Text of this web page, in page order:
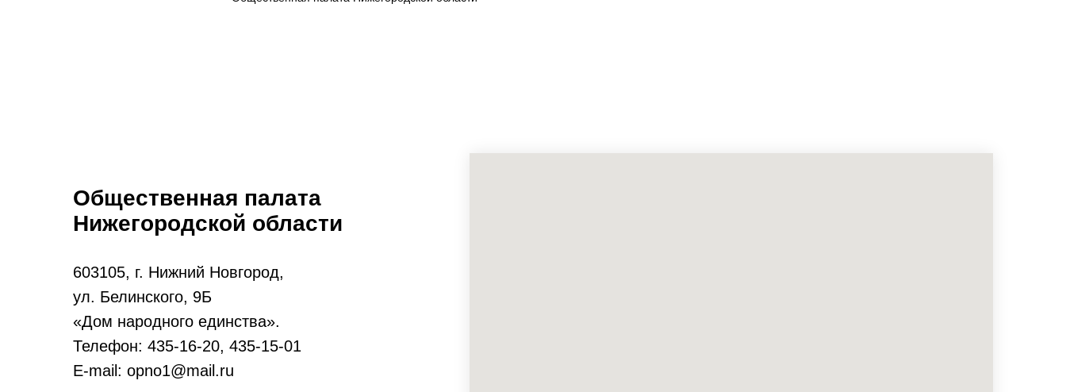
Общественная палата
Нижегородской области
603105, г. Нижний Новгород,
ул. Белинского, 9Б
«Дом народного единства».
Телефон: 435-16-20, 435-15-01
E-mail: opno1@mail.ru